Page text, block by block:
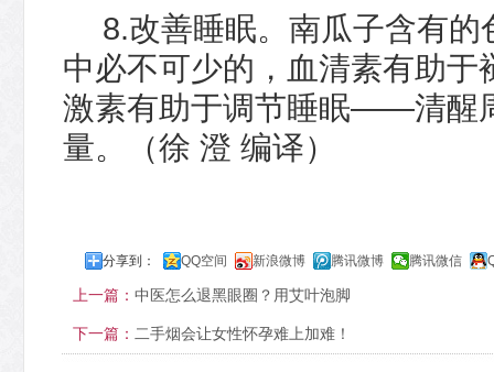
8.改善睡眠。南瓜子含有
中必不可少的，血清素有助于
激素有助于调节睡眠——清醒
量。（徐 澄 编译）
分享到： QQ空间 新浪微博 腾讯微博 腾讯微信
上一篇：中医怎么退黑眼圈？用艾叶泡脚
下一篇： 二手烟会让女性怀孕难上加难！